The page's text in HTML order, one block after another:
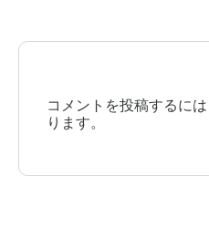
コメントを投稿するには
ります。